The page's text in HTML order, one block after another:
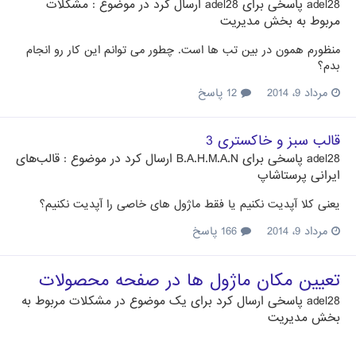
adel28 پاسخی برای adel28 ارسال کرد در موضوع : مشکلات
مربوط به بخش مدیریت
منظورم همون در بین تب ها است. چطور می توانم این کار رو انجام
بدم؟
مرداد 9، 2014
قالب سبز و خاکستری 3
adel28 پاسخی برای B.A.H.M.A.N ارسال کرد در موضوع : قالب‌های
ایرانی پرستاشاپ
یعنی کلا آپدیت نکنیم یا فقط ماژول های خاصی را آپدیت نکنیم؟
مرداد 9، 2014
تعیین مکان ماژول ها در صفحه محصولات
adel28 پاسخی ارسال کرد برای یک موضوع در مشکلات مربوط به
بخش مدیریت